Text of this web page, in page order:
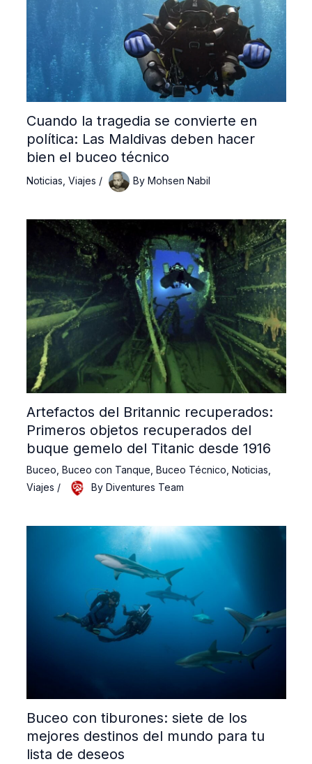
Cuando la tragedia se convierte en
política: Las Maldivas deben hacer
bien el buceo técnico
Noticias Viajes / By Mohsen Nabil
Artefactos del Britannic recuperados:
Primeros objetos recuperados del
buque gemelo del Titanic desde 1916
Buceo Buceo con Tanque Buceo Técnico Noticias
Viajes / By Diventures Team
Buceo con tiburones: siete de los
mejores destinos del mundo para tu
lista de deseos